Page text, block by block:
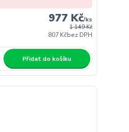
1 149 Kč
977 Kč/ks
807 Kčbez DPH
Přidat do košíku